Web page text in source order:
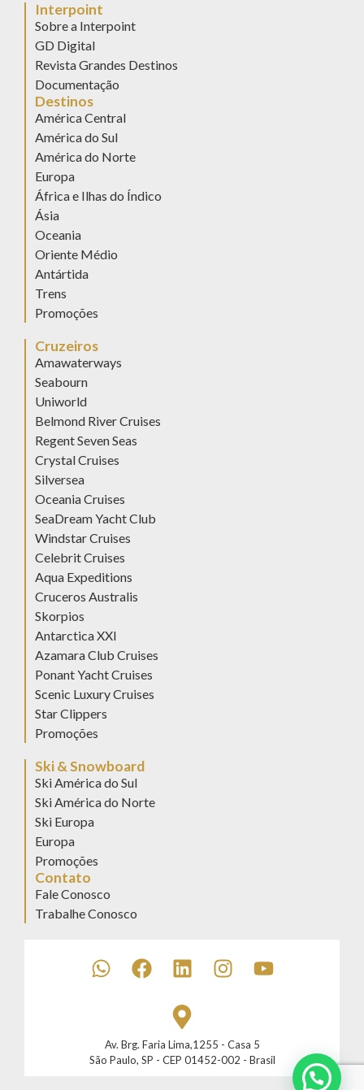
Interpoint
Sobre a Interpoint
GD Digital
Revista Grandes Destinos
Documentação
Destinos
América Central
América do Sul
América do Norte
Europa
África e Ilhas do Índico
Ásia
Oceania
Oriente Médio
Antártida
Trens
Promoções
Cruzeiros
Amawaterways
Seabourn
Uniworld
Belmond River Cruises
Regent Seven Seas
Crystal Cruises
Silversea
Oceania Cruises
SeaDream Yacht Club
Windstar Cruises
Celebrit Cruises
Aqua Expeditions
Cruceros Australis
Skorpios
Antarctica XXI
Azamara Club Cruises
Ponant Yacht Cruises
Scenic Luxury Cruises
Star Clippers
Promoções
Ski & Snowboard
Ski América do Sul
Ski América do Norte
Ski Europa
Europa
Promoções
Contato
Fale Conosco
Trabalhe Conosco
Av. Brg. Faria Lima,1255 - Casa 5
São Paulo, SP - CEP 01452-002 - Brasil